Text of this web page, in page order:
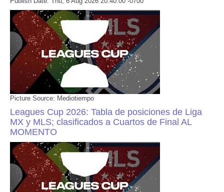
Picture Source: Mediotiempo
Leagues Cup 2026: Tabla de posiciones de Liga
MX y MLS; clasificados a Cuartos de Final AL
MOMENTO